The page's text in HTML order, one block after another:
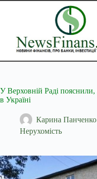
Перейти
У Верховній Раді
в Україні
Карина Панченко
Нерухомість